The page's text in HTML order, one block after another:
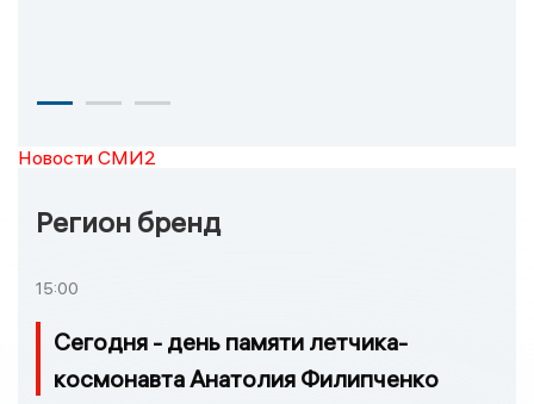
Новости СМИ2
Регион бренд
15:00
Сегодня - день памяти летчика-
космонавта Анатолия Филипченко